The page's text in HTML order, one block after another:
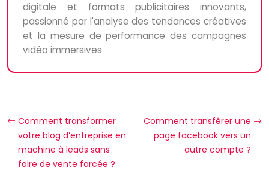
digitale et formats publicitaires innovants,
passionné par l'analyse des tendances créatives
et la mesure de performance des campagnes
vidéo immersives
Comment transformer
votre blog d’entreprise en
machine à leads sans
faire de vente forcée ?
Comment transférer une
page facebook vers un
autre compte ?